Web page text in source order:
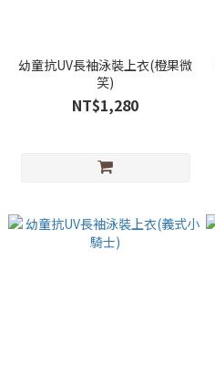
幼童抗UV長袖泳裝上衣(橙果微
笑)
NT$1,280